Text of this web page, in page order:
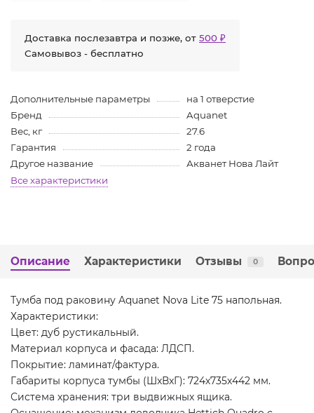
Доставка послезавтра и позже, от 500 ₽
Самовывоз - бесплатно
Дополнительные параметры
на 1 отверстие
Бренд
Aquanet
Вес, кг
27.6
Гарантия
2 года
Другое название
Акванет Нова Лайт
Все характеристики
Описание Характеристики Отзывы 0
Тумба под раковину Aquanet Nova Lite 75 напольная.
Характеристики:
Цвет: дуб рустикальный.
Материал корпуса и фасада: ЛДСП.
Покрытие: ламинат/фактура.
Габариты корпуса тумбы (ШxВxГ): 724х735х442 мм.
Система хранения: три выдвижных ящика.